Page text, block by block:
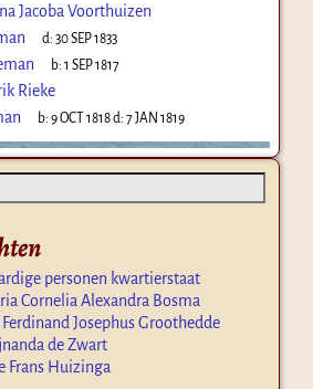
Jacoba Voorthuizen
d:30 SEP 1833
b:1 SEP 1817
Rieke
b:9 OCT 1818d:7 JAN 1819
personen kwartierstaat
Cornelia Alexandra Bosma
Josephus Groothedde
de Zwart
Frans Huizinga